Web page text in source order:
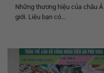
Những thương hiệu của châu
giới. Liệu bạn có...